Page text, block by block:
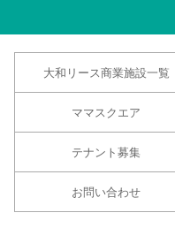
大和リース商業施設一覧
ママスクエア
テナント募集
お問い合わせ